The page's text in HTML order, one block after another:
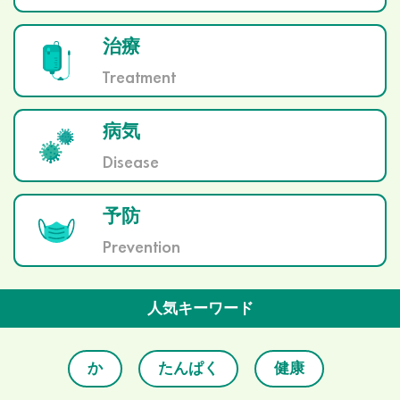
治療
Treatment
病気
Disease
予防
Prevention
人気キーワード
か たんぱく 健康